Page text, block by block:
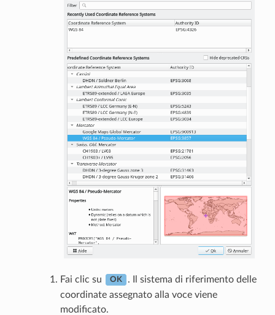
Fai clic su OK
. Il sistema di riferimento delle
coordinate assegnato alla voce viene
modificato.